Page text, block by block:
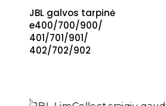
JBL galvos tarpinė
e400/700/900/
401/701/901/
402/702/902